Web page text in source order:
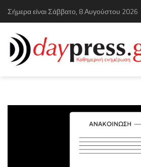
Σήμερα είναι Σάββατο, 8 Αυγούστου 2026